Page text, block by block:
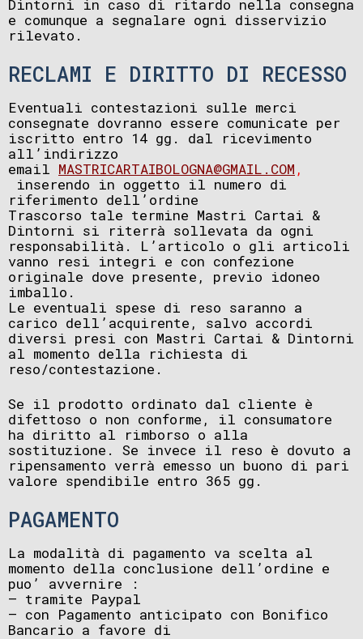
Dintorni in caso di ritardo nella consegna
e comunque a segnalare ogni disservizio
rilevato.
RECLAMI E DIRITTO DI RECESSO
Eventuali contestazioni sulle merci
consegnate dovranno essere comunicate per
iscritto entro 14 gg. dal ricevimento
all’indirizzo
email MASTRICARTAIBOLOGNA@GMAIL.COM ,
inserendo in oggetto il numero di
riferimento dell’ordine
Trascorso tale termine Mastri Cartai &
Dintorni si riterrà sollevata da ogni
responsabilità. L’articolo o gli articoli
vanno resi integri e con confezione
originale dove presente, previo idoneo
imballo.
Le eventuali spese di reso saranno a
carico dell’acquirente, salvo accordi
diversi presi con Mastri Cartai & Dintorni
al momento della richiesta di
reso/contestazione.
Se il prodotto ordinato dal cliente è
difettoso o non conforme, il consumatore
ha diritto al rimborso o alla
sostituzione. Se invece il reso è dovuto a
ripensamento verrà emesso un buono di pari
valore spendibile entro 365 gg.
PAGAMENTO
La modalità di pagamento va scelta al
momento della conclusione dell’ordine e
puo’ avvernire :
– tramite Paypal
– con Pagamento anticipato con Bonifico
Bancario a favore di